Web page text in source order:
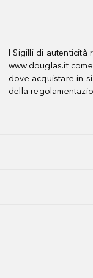
I Sigilli di autenticità
www.douglas.it
dove acquistare in
della